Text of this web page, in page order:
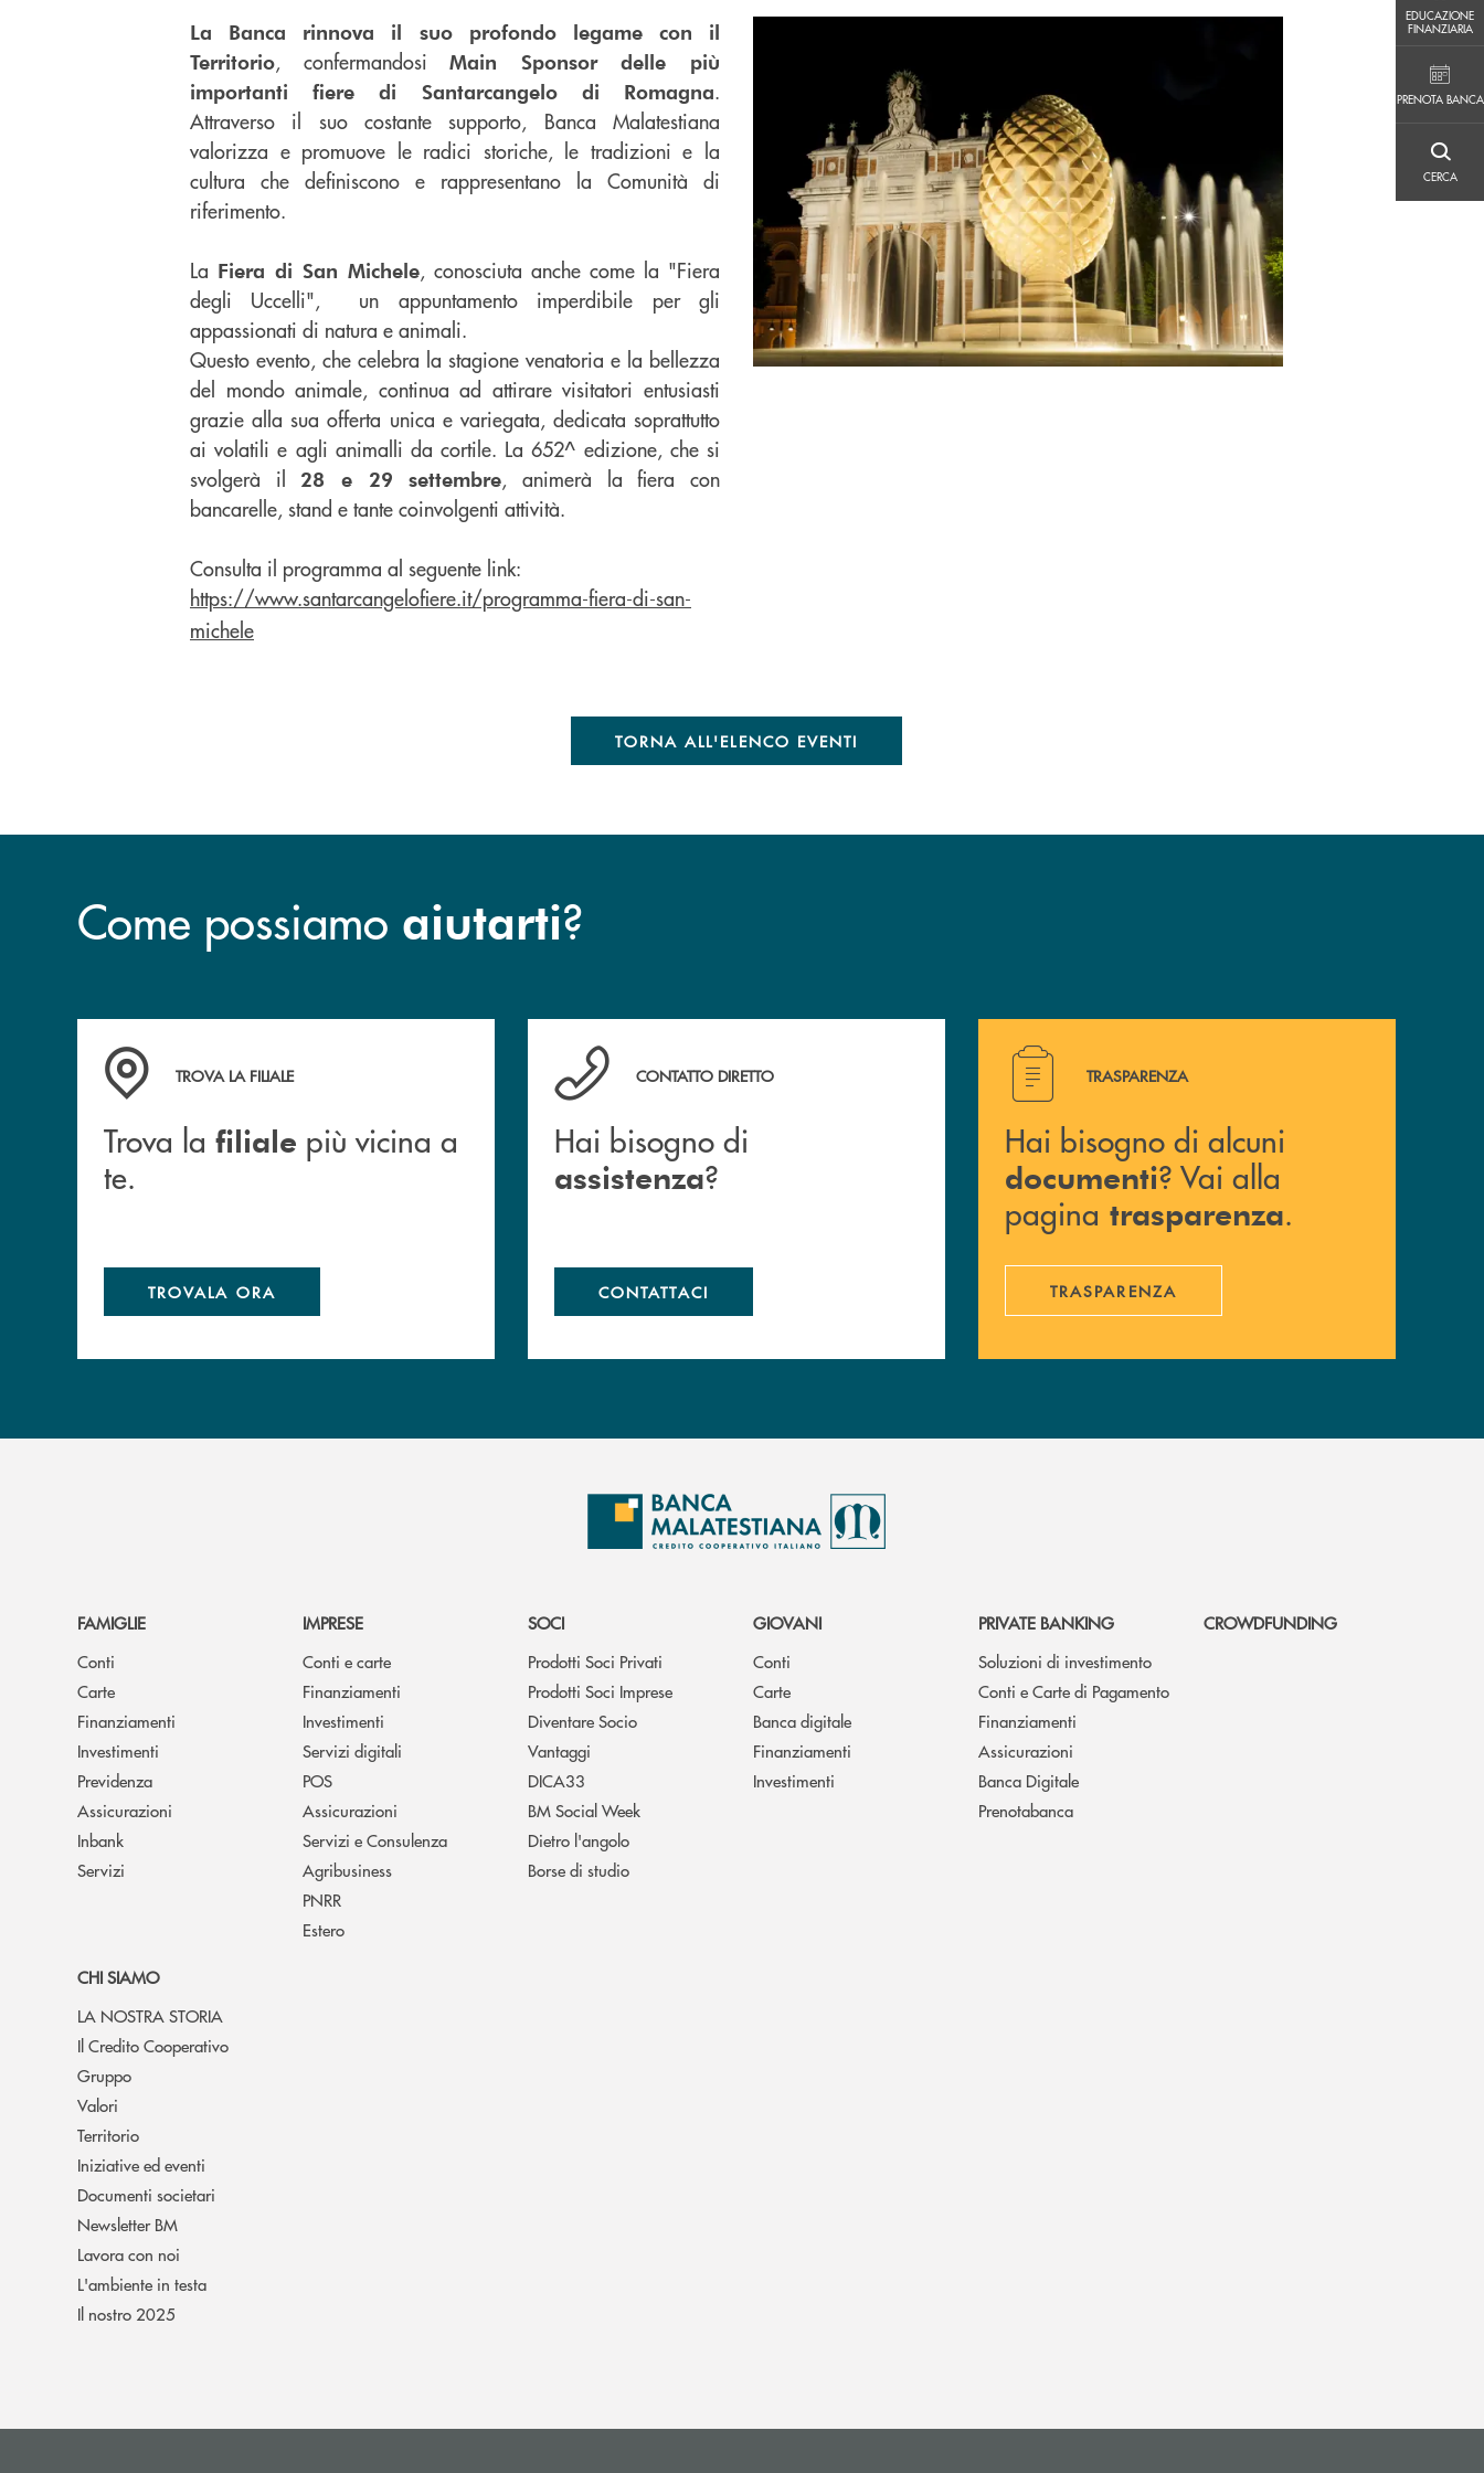
EDUCAZIONE
FINANZIARIA
PRENOTA BANCA
CERCA
La Banca rinnova il suo profondo legame con il
Territorio, confermandosi
Main Sponsor delle più
importanti fiere di Santarcangelo di Romagna.
Attraverso il suo costante supporto, Banca Malatestiana
valorizza e promuove le radici storiche, le tradizioni e la
cultura che definiscono e rappresentano la Comunità di
riferimento.
La Fiera di San Michele, conosciuta anche come la "Fiera
degli Uccelli", un appuntamento imperdibile per gli
appassionati di natura e animali.
Questo evento, che celebra la stagione venatoria e la bellezza
del mondo animale, continua ad attirare visitatori entusiasti
grazie alla sua offerta unica e variegata, dedicata soprattutto
ai volatili e agli animalli da cortile. La 652^ edizione, che si
svolgerà il 28 e 29 settembre, animerà la fiera con
bancarelle, stand e tante coinvolgenti attività.
Consulta il programma al seguente link:
https://www.santarcangelofiere.it/programma-fiera-di-san-
michele
TORNA ALL'ELENCO EVENTI
Come possiamo aiutarti?
Trova la filiale più vicina a te.
TROVA LA FILIALE
Trova la filiale più vicina a
te.
TROVALA ORA
Hai bisogno di assistenza ?&nbsp;
CONTATTO DIRETTO
Hai bisogno di
assistenza?
CONTATTACI
Hai bisogno di alcuni documenti ? Vai alla pagina
TRASPARENZA
Hai bisogno di alcuni
documenti? Vai alla
pagina trasparenza.
TRASPARENZA
FAMIGLIE
Conti
Carte
Finanziamenti
Investimenti
Previdenza
Assicurazioni
Inbank
Servizi
IMPRESE
Conti e carte
Finanziamenti
Investimenti
Servizi digitali
POS
Assicurazioni
Servizi e Consulenza
Agribusiness
PNRR
Estero
SOCI
Prodotti Soci Privati
Prodotti Soci Imprese
Diventare Socio
Vantaggi
DICA33
BM Social Week
Dietro l'angolo
Borse di studio
GIOVANI
Conti
Carte
Banca digitale
Finanziamenti
Investimenti
PRIVATE BANKING
Soluzioni di investimento
Conti e Carte di Pagamento
Finanziamenti
Assicurazioni
Banca Digitale
Prenotabanca
CROWDFUNDING
CHI SIAMO
LA NOSTRA STORIA
Il Credito Cooperativo
Gruppo
Valori
Territorio
Iniziative ed eventi
Documenti societari
Newsletter BM
Lavora con noi
L'ambiente in testa
Il nostro 2025